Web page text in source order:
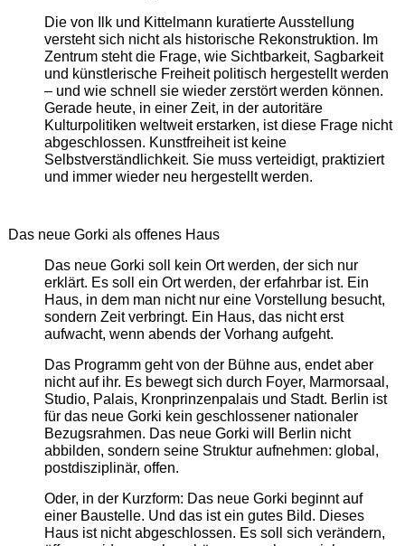
Die von Ilk und Kittelmann kuratierte Ausstellung
versteht sich nicht als historische Rekonstruktion. Im
Zentrum steht die Frage, wie Sichtbarkeit, Sagbarkeit
und künstlerische Freiheit politisch hergestellt werden
– und wie schnell sie wieder zerstört werden können.
Gerade heute, in einer Zeit, in der autoritäre
Kulturpolitiken weltweit erstarken, ist diese Frage nicht
abgeschlossen. Kunstfreiheit ist keine
Selbstverständlichkeit. Sie muss verteidigt, praktiziert
und immer wieder neu hergestellt werden.
Das neue Gorki als offenes Haus
Das neue Gorki soll kein Ort werden, der sich nur
erklärt. Es soll ein Ort werden, der erfahrbar ist. Ein
Haus, in dem man nicht nur eine Vorstellung besucht,
sondern Zeit verbringt. Ein Haus, das nicht erst
aufwacht, wenn abends der Vorhang aufgeht.
Das Programm geht von der Bühne aus, endet aber
nicht auf ihr. Es bewegt sich durch Foyer, Marmorsaal,
Studio, Palais, Kronprinzenpalais und Stadt. Berlin ist
für das neue Gorki kein geschlossener nationaler
Bezugsrahmen. Das neue Gorki will Berlin nicht
abbilden, sondern seine Struktur aufnehmen: global,
postdisziplinär, offen.
Oder, in der Kurzform: Das neue Gorki beginnt auf
einer Baustelle. Und das ist ein gutes Bild. Dieses
Haus ist nicht abgeschlossen. Es soll sich verändern,